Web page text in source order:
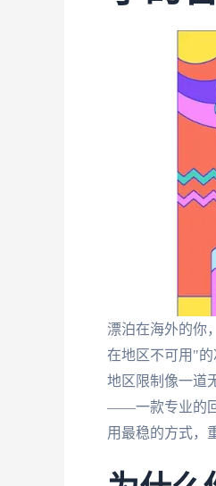
漂泊在海外的你
在地区不可用"
地区限制像一道
——一款专业的回
用最稳的方式，